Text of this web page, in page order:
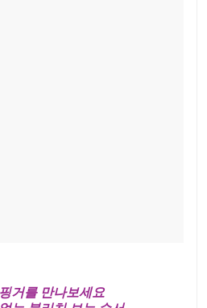
거를 만나보세요